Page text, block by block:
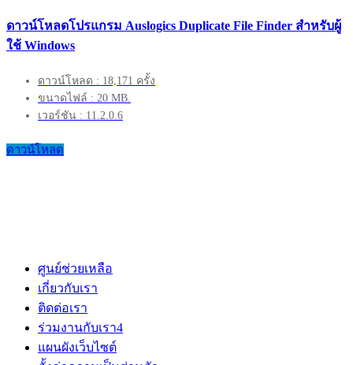
ดาวน์โหลดโปรแกรม Auslogics Duplicate File Finder สำหรับผู้
ใช้ Windows
ดาวน์โหลด : 18,171 ครั้ง
ขนาดไฟล์ : 20 MB.
เวอร์ชัน : 11.2.0.6
ดาวน์โหลด
ศูนย์ช่วยเหลือ
เกี่ยวกับเรา
ติดต่อเรา
ร่วมงานกับเรา4
แผนผังเว็บไซต์